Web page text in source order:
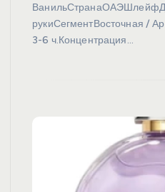
рукиСегментВосточная /
3-6 ч.Концентрация…